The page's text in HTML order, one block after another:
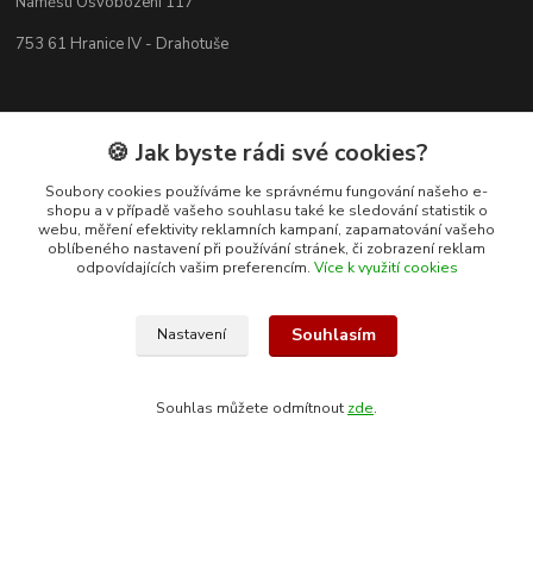
753 61 Hranice IV - Drahotuše
🍪 Jak byste rádi své cookies?
Soubory cookies používáme ke správnému fungování našeho e-
shopu a v případě vašeho souhlasu také ke sledování statistik o
webu, měření efektivity reklamních kampaní, zapamatování vašeho
oblíbeného nastavení při používání stránek, či zobrazení reklam
odpovídajících vašim preferencím. Více k využití cookies
Nastavení Souhlasím
Souhlas můžete odmítnout zde.